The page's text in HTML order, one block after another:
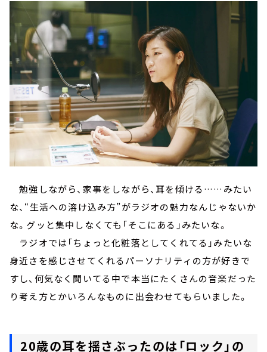
勉強しながら、家事をしながら、耳を傾ける……みたい
な、“生活への溶け込み方”がラジオの魅力なんじゃないか
な。グッと集中しなくても「そこにある」みたいな。
ラジオでは「ちょっと化粧落としてくれてる」みたいな
身近さを感じさせてくれるパーソナリティの方が好きで
すし、何気なく聞いてる中で本当にたくさんの音楽だった
り考え方とかいろんなものに出会わせてもらいました。
20歳の耳を揺さぶったのは「ロック」の